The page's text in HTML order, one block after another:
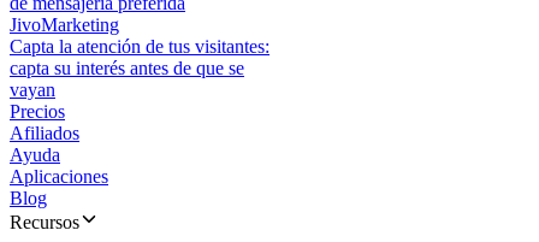
JivoMarketing
Capta la atención de tus visitantes:
capta su interés antes de que se
vayan
Precios
Afiliados
Ayuda
Aplicaciones
Blog
Recursos